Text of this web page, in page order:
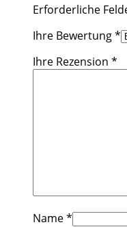
Erforderliche
Ihre Bewertung*
Ihre Rezension *
Name*